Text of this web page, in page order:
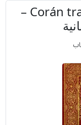
Corán traducido al español PDF –